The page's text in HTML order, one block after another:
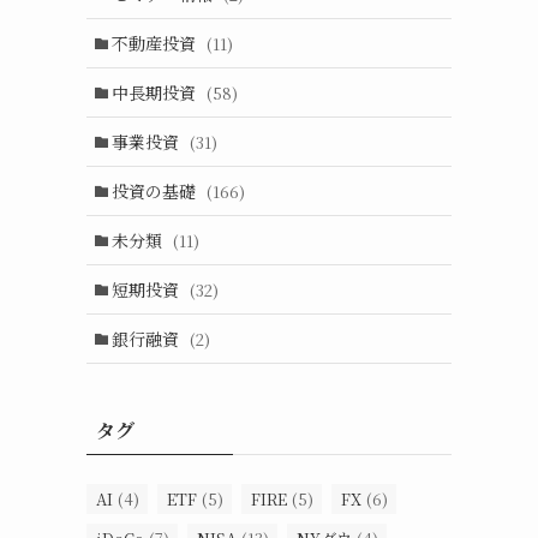
不動産投資 (11)
中長期投資 (58)
事業投資 (31)
投資の基礎 (166)
未分類 (11)
短期投資 (32)
銀行融資 (2)
タグ
AI (4) ETF (5) FIRE (5) FX (6)